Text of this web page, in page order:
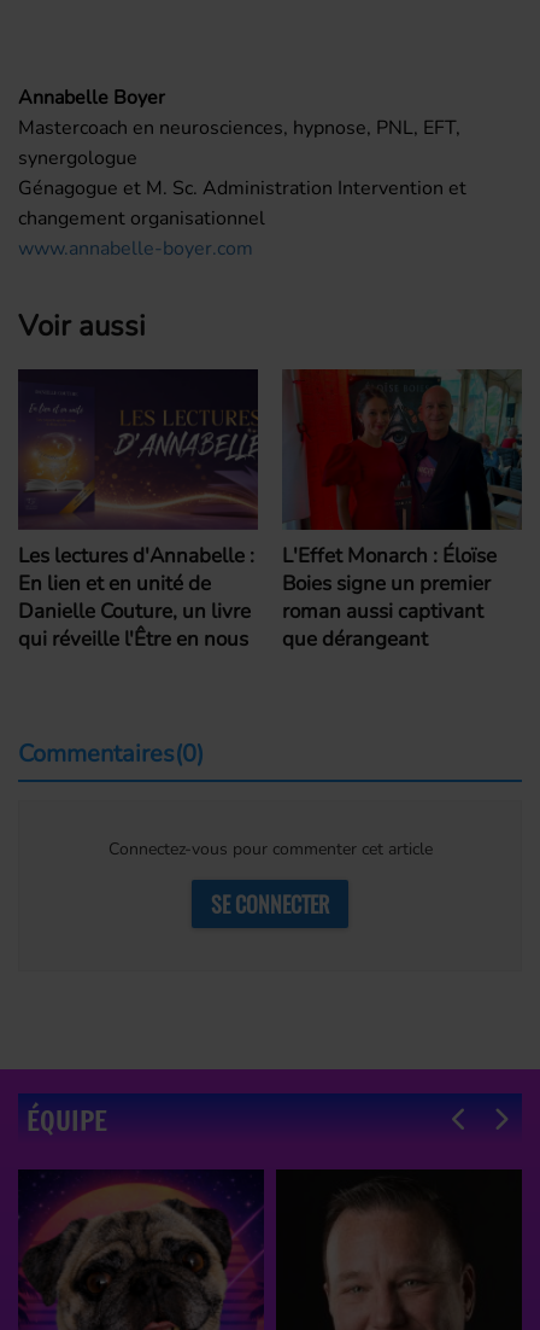
Annabelle Boyer
Mastercoach en neurosciences, hypnose, PNL, EFT,
synergologue
Génagogue et M. Sc. Administration Intervention et
changement organisationnel
www.annabelle-boyer.com
Voir aussi
Les lectures d'Annabelle :
En lien et en unité de
Danielle Couture, un livre
qui réveille l'Être en nous
L'Effet Monarch : Éloïse
Boies signe un premier
roman aussi captivant
que dérangeant
Commentaires(0)
Connectez-vous pour commenter cet article
SE CONNECTER
ÉQUIPE